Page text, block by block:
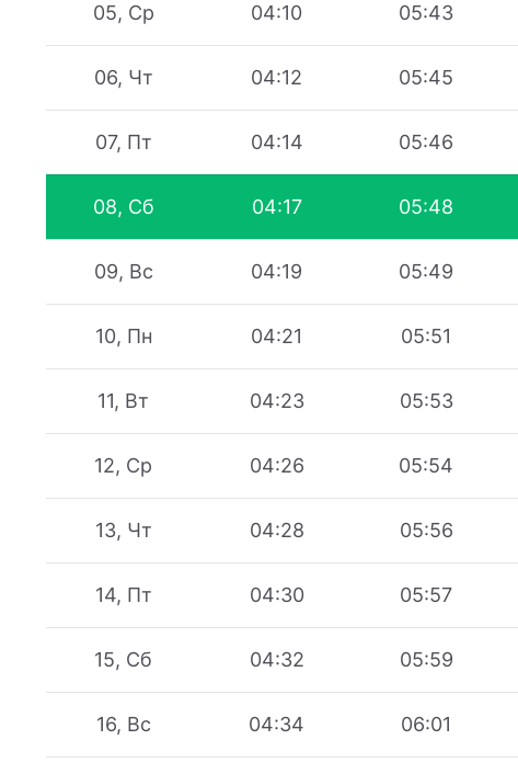
05, Ср 04:10 05:43
06, Чт 04:12 05:45
07, Пт 04:14 05:46
08, Сб 04:17 05:48
09, Вс 04:19 05:49
10, Пн 04:21 05:51
11, Вт 04:23 05:53
12, Ср 04:26 05:54
13, Чт 04:28 05:56
14, Пт 04:30 05:57
15, Сб 04:32 05:59
16, Вс 04:34 06:01